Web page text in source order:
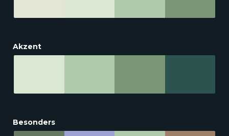
Akzent
Besonders